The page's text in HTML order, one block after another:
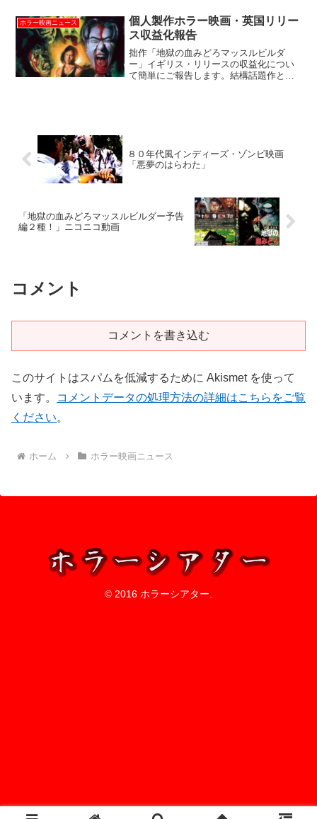
ホラー映画ニュース
個人製作ホラー映画・英国リリー
ス収益化報告
拙作「地獄の血みどろマッスルビルダ
ー」イギリス・リリースの収益化につい
て簡単にご報告します。結構話題作とな
８０年代風インディーズ・ゾンビ映画
「悪夢のはらわた」
「地獄の血みどろマッスルビルダー予告
編２種！」ニコニコ動画
コメント
コメントを書き込む
このサイトはスパムを低減するために Akismet を使って
います。
コメントデータの処理方法の詳細はこちらをご覧
ください。
ホーム ホラー映画ニュース
© 2016 ホラーシアター.